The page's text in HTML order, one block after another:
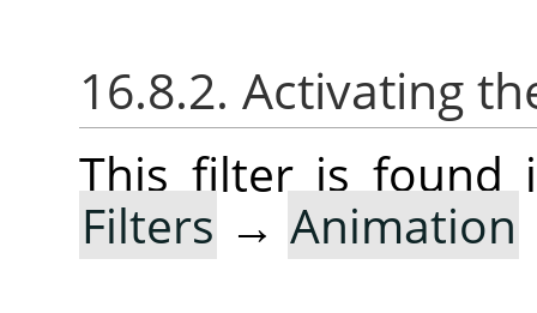
16.8.2. Activating
This filter is found
Filters → Animation